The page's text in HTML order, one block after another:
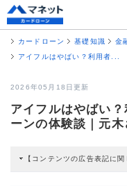
カードローン 基礎知識 金
アイフルはやばい？利用者...
2026年05月18日更新
アイフルはやばい
ーンの体験談｜元木
【コンテンツの広告表記に関